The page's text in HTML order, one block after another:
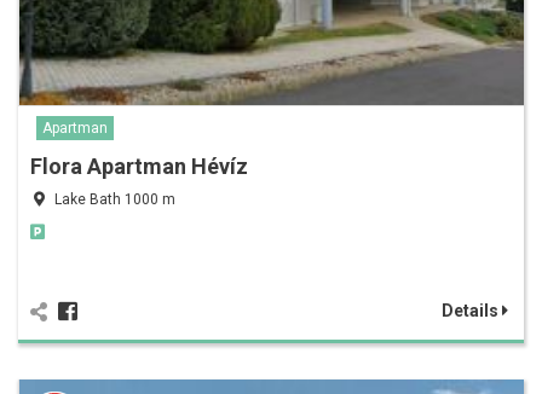
Apartman
Flora Apartman Hévíz
Lake Bath 1000 m
Details